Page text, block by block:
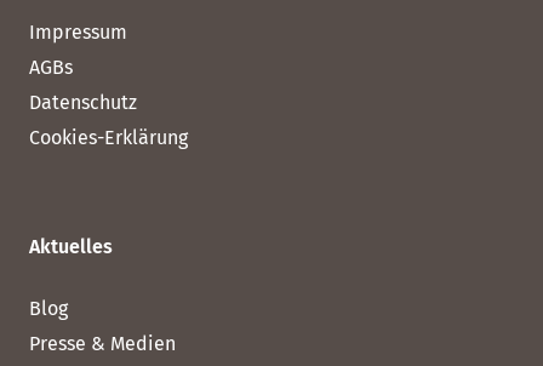
Impressum
AGBs
Datenschutz
Cookies-Erklärung
Aktuelles
Blog
Presse & Medien